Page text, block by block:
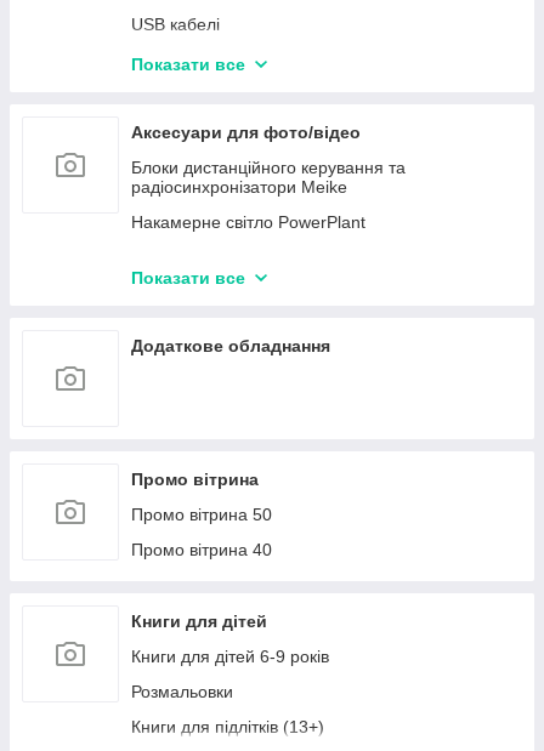
USB кабелі
HDMI кабелі
Відео кабелі
Карти відеозахоплення
Показати все
Аксесуари для фото/відео
Блоки дистанційного керування та
радіосинхронізатори Meike
Накамерне світло PowerPlant
Показати все
Додаткове обладнання
Промо вітрина
Промо вітрина 50
Промо вітрина 40
Книги для дітей
Книги для дітей 6-9 років
Розмальовки
Книги для підлітків (13+)